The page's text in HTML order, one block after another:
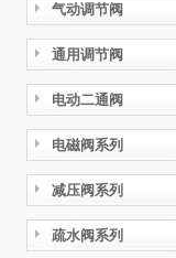
气动调节阀
通用调节阀
电动二通阀
电磁阀系列
减压阀系列
疏水阀系列